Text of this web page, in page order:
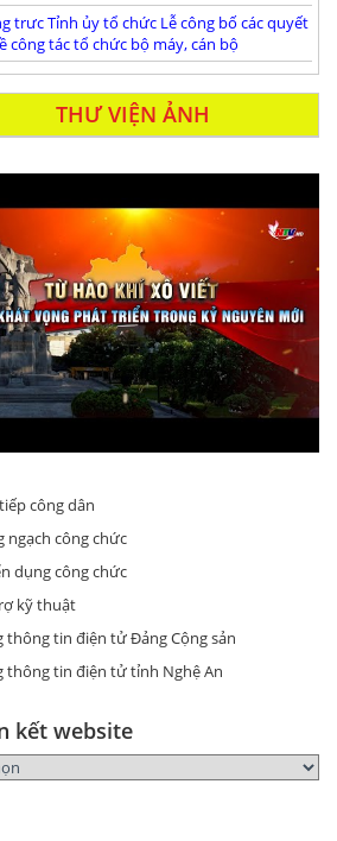
trưc Tỉnh ủy tổ chức Lễ công bố các quyết
công tác tổ chức bộ máy, cán bộ
THƯ VIỆN ẢNH
kết website